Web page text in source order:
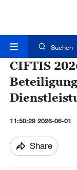
Suchen
CIFTIS
11:50:29 2026-06-01
Share